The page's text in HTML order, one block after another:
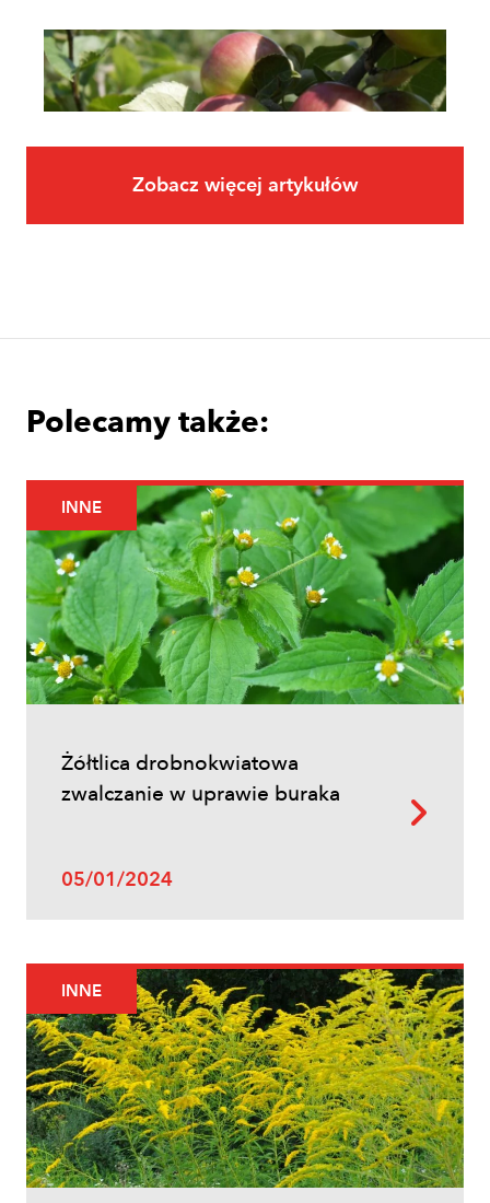
Uprawy polowe
Łokaś garbatek – jak rozpoznać
szkodnika i ograniczyć szkody w
Uprawy polowe
Ochrona fungicydowa zbóż – program
zabiegów, terminy i skuteczna strategia
ochrony
Zobacz więcej artykułów
Polecamy także:
INNE
Żółtlica drobnokwiatowa
zwalczanie w uprawie buraka
05/01/2024
INNE